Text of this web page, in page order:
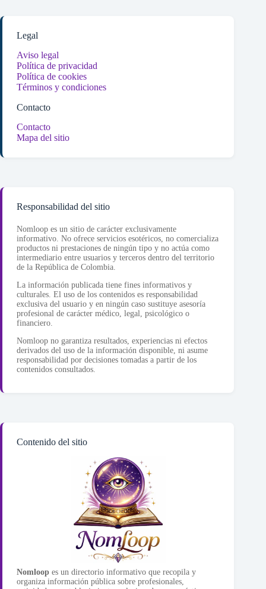
Legal
Aviso legal
Política de privacidad
Política de cookies
Términos y condiciones
Contacto
Contacto
Mapa del sitio
Responsabilidad del sitio
Nomloop es un sitio de carácter exclusivamente
informativo. No ofrece servicios esotéricos, no comercializa
productos ni prestaciones de ningún tipo y no actúa como
intermediario entre usuarios y terceros dentro del territorio
de la República de Colombia.
La información publicada tiene fines informativos y
culturales. El uso de los contenidos es responsabilidad
exclusiva del usuario y en ningún caso sustituye asesoría
profesional de carácter médico, legal, psicológico o
financiero.
Nomloop no garantiza resultados, experiencias ni efectos
derivados del uso de la información disponible, ni asume
responsabilidad por decisiones tomadas a partir de los
contenidos consultados.
Contenido del sitio
Nomloop es un directorio informativo que recopila y
organiza información pública sobre profesionales,